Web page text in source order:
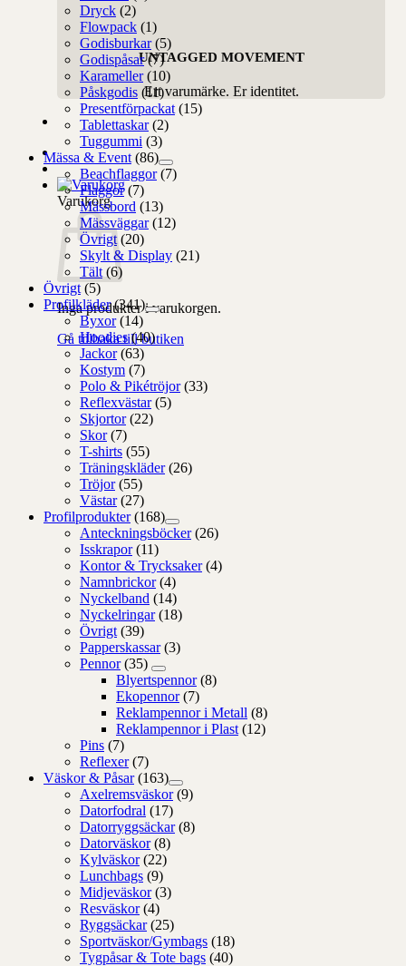
UNTAGGED MOVEMENT
Ert varumärke. Er identitet.
Varukorg
Inga produkter i varukorgen.
Gå tillbaka till butiken
Dryck (2)
Flowpack (1)
Godisburkar (5)
Godispåsar (7)
Karameller (10)
Påskgodis (11)
Presentförpackat (15)
Tablettaskar (2)
Tuggummi (3)
Mässa & Event (86)
Beachflaggor (7)
Flaggor (7)
Mässbord (13)
Mässväggar (12)
Övrigt (20)
Skylt & Display (21)
Tält (6)
Övrigt (5)
Profilkläder (341)
Byxor (14)
Hoodies (40)
Jackor (63)
Kostym (7)
Polo & Pikétröjor (33)
Reflexvästar (5)
Skjortor (22)
Skor (7)
T-shirts (55)
Träningskläder (26)
Tröjor (55)
Västar (27)
Profilprodukter (168)
Anteckningsböcker (26)
Isskrapor (11)
Kontor & Trycksaker (4)
Namnbrickor (4)
Nyckelband (14)
Nyckelringar (18)
Övrigt (39)
Papperskassar (3)
Pennor (35)
Blyertspennor (8)
Ekopennor (7)
Reklampennor i Metall (8)
Reklampennor i Plast (12)
Pins (7)
Reflexer (7)
Väskor & Påsar (163)
Axelremsväskor (9)
Datorfodral (17)
Datorryggsäckar (8)
Datorväskor (8)
Kylväskor (22)
Lunchbags (9)
Midjeväskor (3)
Resväskor (4)
Ryggsäckar (25)
Sportväskor/Gymbags (18)
Tygpåsar & Tote bags (40)